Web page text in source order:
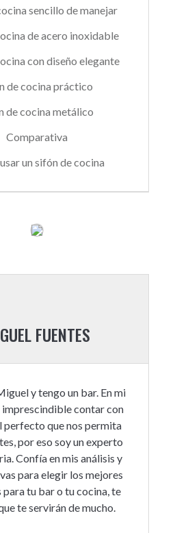
sencillo de manejar
de acero inoxidable
con diseño elegante
de cocina práctico
de cocina metálico
Comparativa
un sifón de cocina
FUENTES
y tengo un bar. En mi
imprescindible contar con
perfecto que nos permita
por eso soy un experto
Confía en mis análisis y
para elegir los mejores
tu bar o tu cocina, te
te servirán de mucho.